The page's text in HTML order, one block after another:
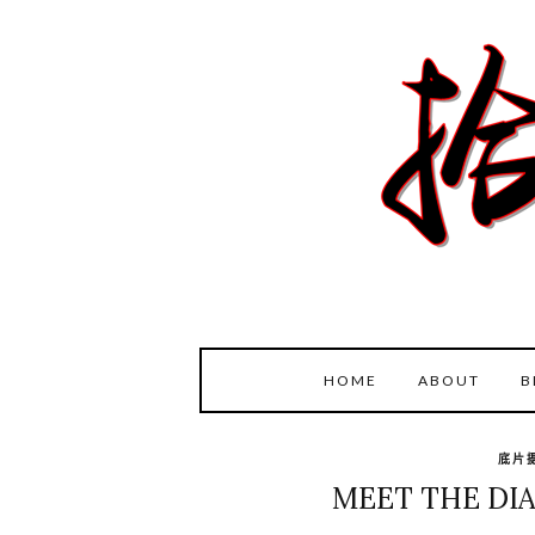
HOME ABOUT
底片
MEET THE